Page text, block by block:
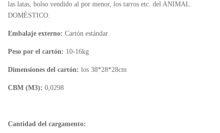
las latas, bolso vendido al por menor, los tarros etc. del ANIMAL
DOMÉSTICO.
Embalaje externo: Cartón estándar
Peso por el cartón: 10-16kg
Dimensiones del cartón: los 38*28*28cm
CBM (M3): 0,0298
Cantidad del cargamento: